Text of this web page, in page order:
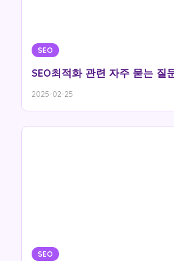
SEO
SEO최적화 관련 자주 묻는 질
2025-02-25
SEO